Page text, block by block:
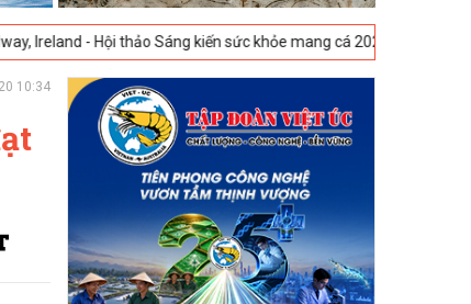
- Hội thảo Sáng kiến sức khỏe mang cá 2025 -23-04-2025
10:34